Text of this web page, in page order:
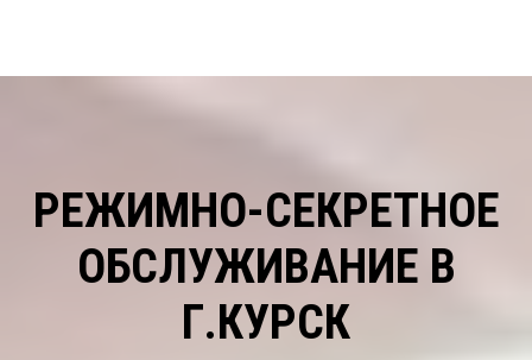
РЕЖИМНО-СЕКРЕТНОЕ
ОБСЛУЖИВАНИЕ В
Г.КУРСК